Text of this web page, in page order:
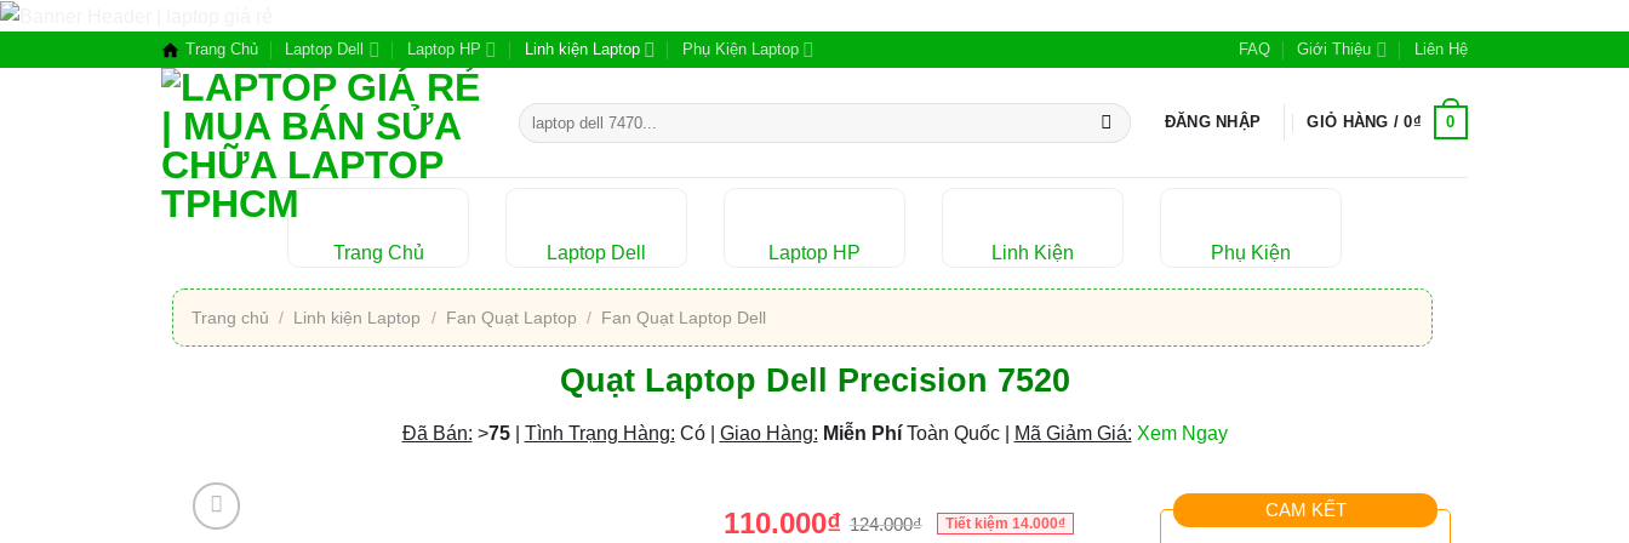
Chuyển
nội
Trang Chủ Laptop Dell Laptop HP Linh kiện Laptop Phụ Kiện Laptop FAQ Giới Thiệu Liên Hệ
Tìm
kiếm:
ĐĂNG NHẬP GIỎ HÀNG /0₫ 0
Trang Chủ Laptop Dell Laptop HP Linh Kiện Phụ Kiện
Trang chủ / Linh kiện Laptop / Fan Quạt Laptop / Fan Quạt Laptop Dell
Quạt Laptop Dell Precision 7520
Đã Bán: >75| Tình Trạng Hàng: Có | Giao Hàng: Miễn PhíToàn Quốc | Mã Giảm Giá: Xem Ngay
124.000₫
110.000₫ Tiết kiệm 14.000₫
CAM KẾT